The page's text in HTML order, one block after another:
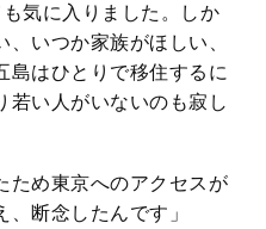
気に入りました。しか
いつか家族がほしい、
島はひとりで移住するに
若い人がいないのも寂し
ため東京へのアクセスが
断念したんです」